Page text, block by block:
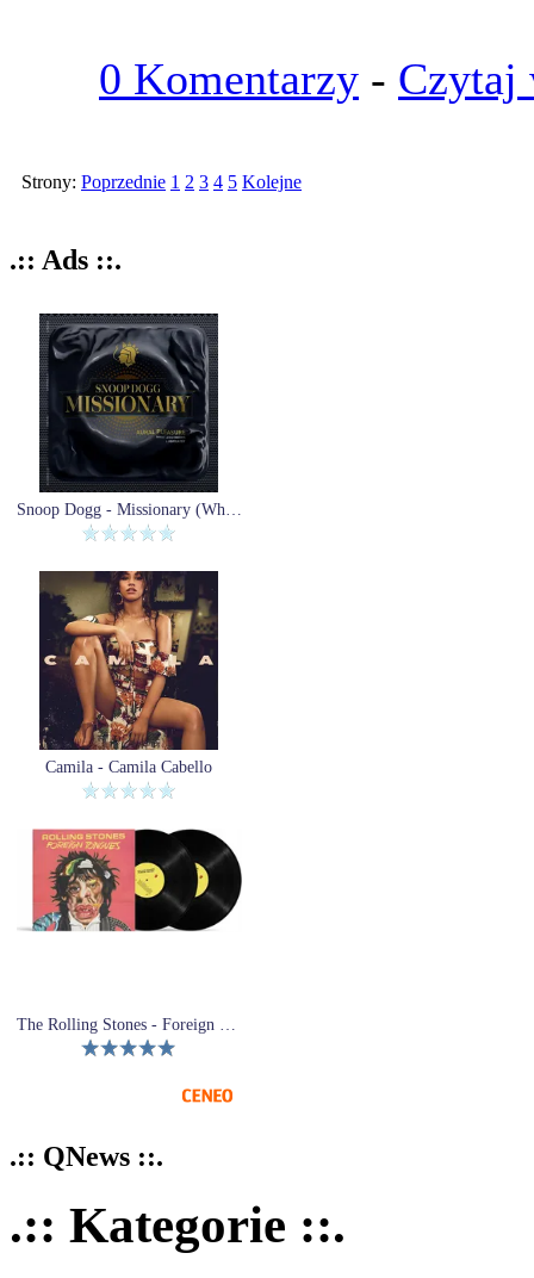
0 Komentarzy - Czytaj
Strony: Poprzednie 1 2 3 4 5 Kolejne
.:: Ads ::.
Camila - Camila Cabello
.:: QNews ::.
.:: Kategorie ::.